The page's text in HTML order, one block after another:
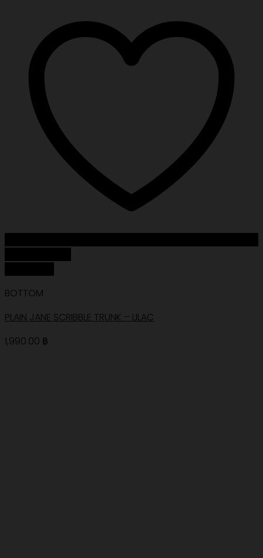
BOTTOM
PLAIN JANE SCRIBBLE TRUNK – LILAC
1,990.00 ฿